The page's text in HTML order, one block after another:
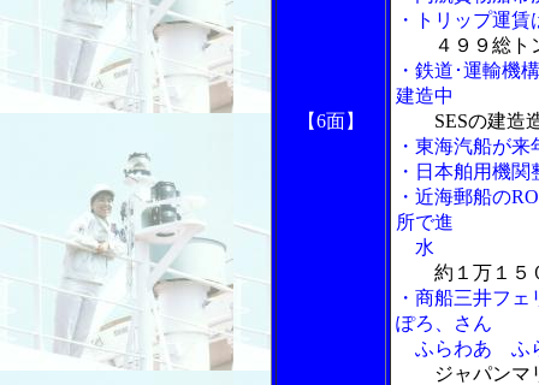
【6面】
・トリップ運
４９９総ト
・鉄道･運輸機
建造中
SESの建造
・東海汽船が
・日本舶用機
・近海郵船の
所で進
水
約１万１５
・商船三井フ
ぽろ、さん
ふらわあ ふ
ジャパンマ